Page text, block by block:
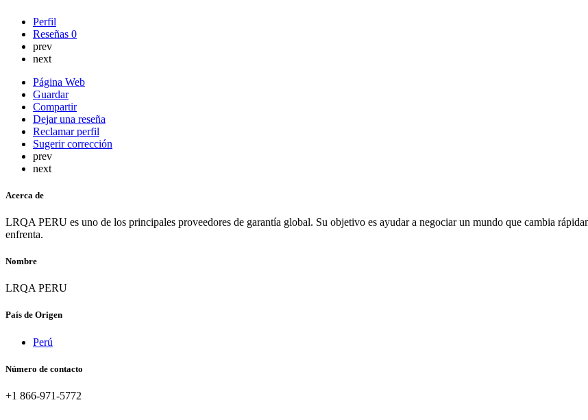
Perfil
Reseñas 0
prev
next
Página Web
Guardar
Compartir
Dejar una reseña
Reclamar perfil
Sugerir corrección
prev
next
Acerca de
LRQA PERU es uno de los principales proveedores de garantía global. Su objetivo es ayudar a negociar un mundo que cambia
enfrenta.
Nombre
LRQA PERU
País de Origen
Perú
Número de contacto
+1 866-971-5772